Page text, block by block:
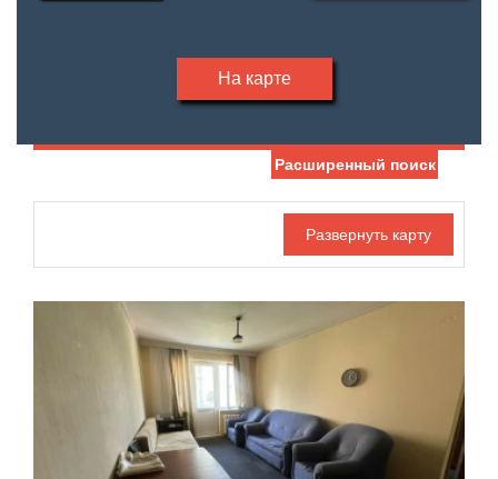
На карте
Жилая площадь
—
Площадь кухни
—
Этажность
—
Расширенный поиск